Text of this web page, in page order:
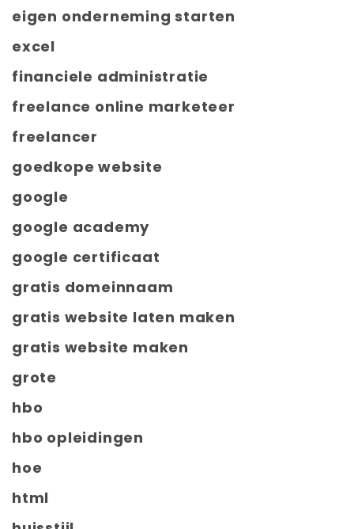
eigen onderneming starten
excel
financiele administratie
freelance online marketeer
freelancer
goedkope website
google
google academy
google certificaat
gratis domeinnaam
gratis website laten maken
gratis website maken
grote
hbo
hbo opleidingen
hoe
html